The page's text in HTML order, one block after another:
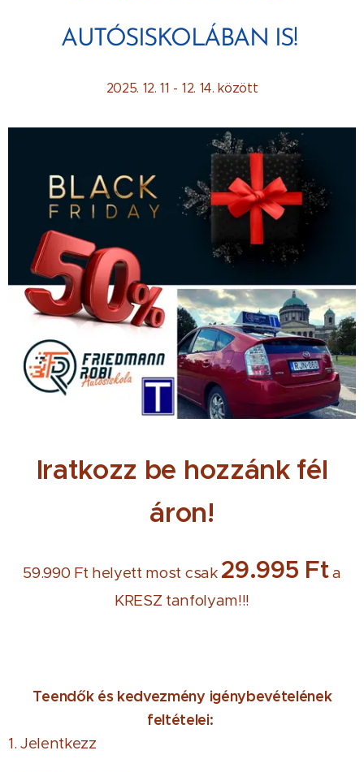
AUTÓSISKOLÁBAN IS!
2025. 12. 11 - 12. 14. között
Iratkozz be hozzánk fél
áron!
59.990 Ft helyett most csak 29.995 Fta
KRESZ tanfolyam!!!
Teendők és kedvezmény igénybevételének
feltételei:
1. Jelentkezz